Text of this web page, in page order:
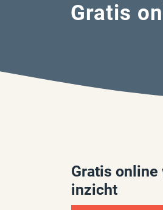
Gratis
Gratis online
inzicht